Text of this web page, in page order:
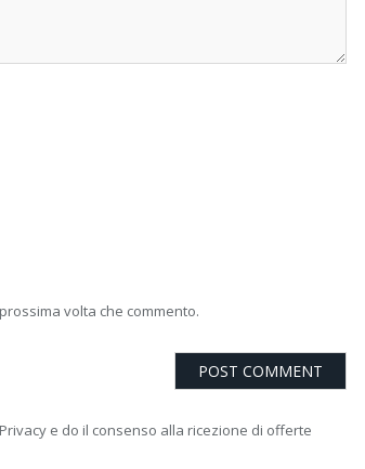
volta che commento.
e do il consenso alla ricezione di offerte